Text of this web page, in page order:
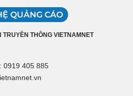
QUẢNG CÁO
TRUYỀN THÔNG VIETNAMNET
0919 405 885